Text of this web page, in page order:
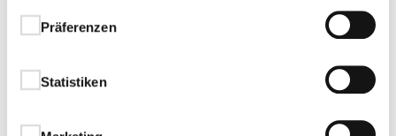
Präferenzen
Statistiken
modern
Einrichtungskonzept
Dezent. Stilvoll. Vielseitig. Diese Tür ist die ideale Wahl